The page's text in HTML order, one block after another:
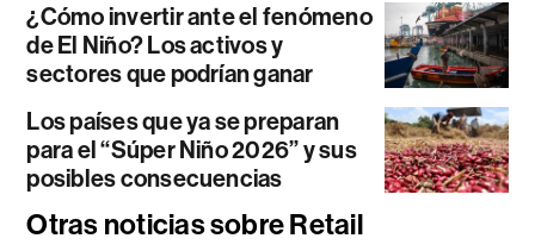
¿Cómo invertir ante el fenómeno
de El Niño? Los activos y
sectores que podrían ganar
Los países que ya se preparan
para el “Súper Niño 2026” y sus
posibles consecuencias
Otras noticias sobre Retail